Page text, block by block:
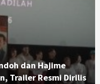
dan Hajime
Trailer Resmi Dirilis